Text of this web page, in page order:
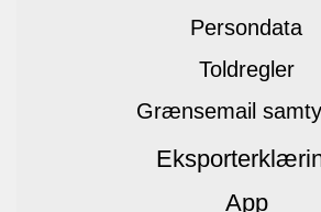
Persondata
Toldregler
Grænsemail
App